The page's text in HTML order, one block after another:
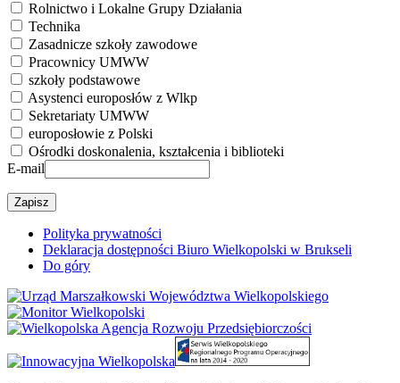
Rolnictwo i Lokalne Grupy Działania
Technika
Zasadnicze szkoły zawodowe
Pracownicy UMWW
szkoły podstawowe
Asystenci europosłów z Wlkp
Sekretariaty UMWW
europosłowie z Polski
Ośrodki doskonalenia, kształcenia i biblioteki
E-mail
Polityka prywatności
Deklaracja dostępności Biuro Wielkopolski w Brukseli
Do góry